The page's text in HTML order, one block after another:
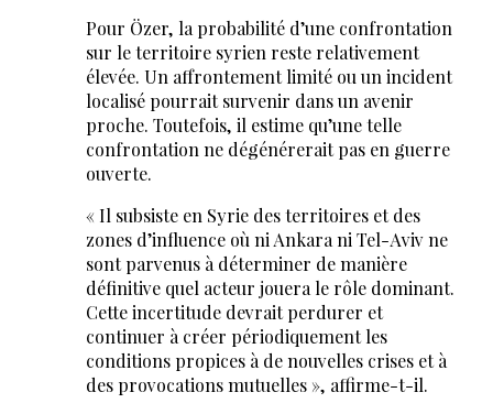
Pour Özer, la probabilité d’une confrontation
sur le territoire syrien reste relativement
élevée. Un affrontement limité ou un incident
localisé pourrait survenir dans un avenir
proche. Toutefois, il estime qu’une telle
confrontation ne dégénérerait pas en guerre
ouverte.
« Il subsiste en Syrie des territoires et des
zones d’influence où ni Ankara ni Tel-Aviv ne
sont parvenus à déterminer de manière
définitive quel acteur jouera le rôle dominant.
Cette incertitude devrait perdurer et
continuer à créer périodiquement les
conditions propices à de nouvelles crises et à
des provocations mutuelles », affirme-t-il.